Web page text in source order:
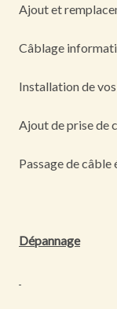
Ajout et
Câblage
Installation de
Ajout de prise de
Passage de
Dépannage